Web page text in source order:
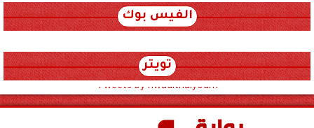
الفيس بوك
تويتر
Tweets by hwadithalyoum